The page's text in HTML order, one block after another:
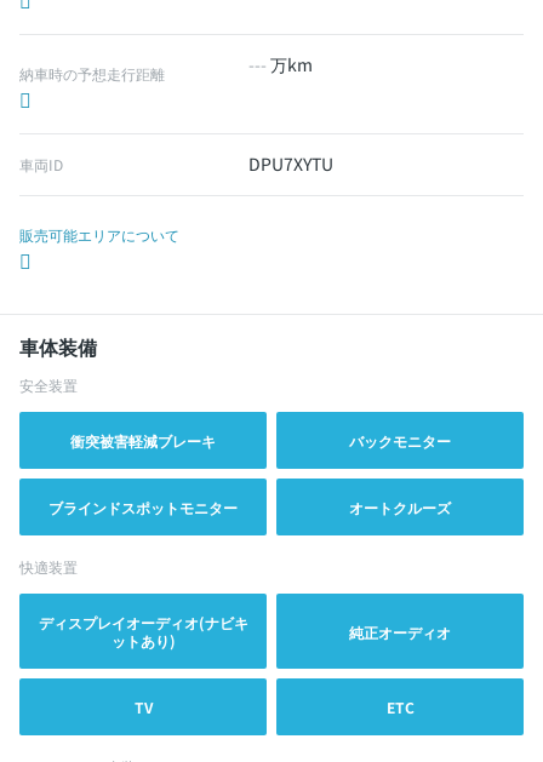
納車時の予想走行距離 --- 万km
車両ID DPU7XYTU
販売可能エリアについて
車体装備
安全装置
衝突被害軽減ブレーキ バックモニター
ブラインドスポットモニター オートクルーズ
快適装置
ディスプレイオーディオ(ナビキ
ットあり)
純正オーディオ
TV ETC